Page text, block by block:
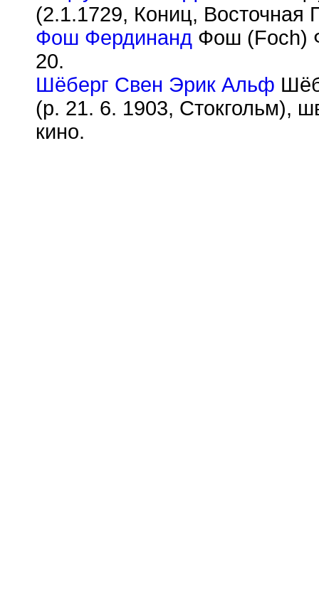
(2.1.1729, Кониц, Восточная
Фош Фердинанд Фош (Foch)
20.
Шёберг Свен Эрик Альф
(р. 21. 6. 1903, Стокгольм),
кино.